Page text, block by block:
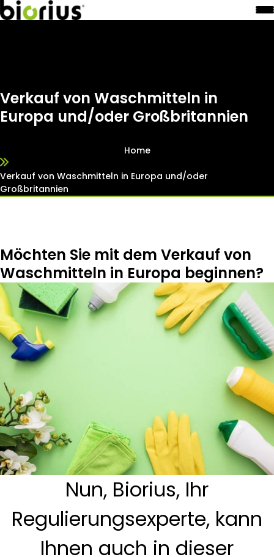
Verkauf von Waschmitteln in
Europa und/oder Großbritannien
Home
Verkauf von Waschmitteln in Europa und/oder
Großbritannien
Möchten Sie mit dem Verkauf von
Waschmitteln in Europa beginnen?
Nun, Biorius, Ihr
Regulierungsexperte, kann
Ihnen auch in dieser